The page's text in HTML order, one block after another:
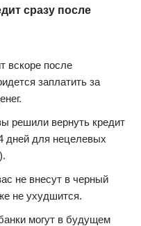
сразу после
вскоре после
заплатить за
решили вернуть кредит
дней для нецелевых
не внесут в черный
не ухудшится.
могут в будущем